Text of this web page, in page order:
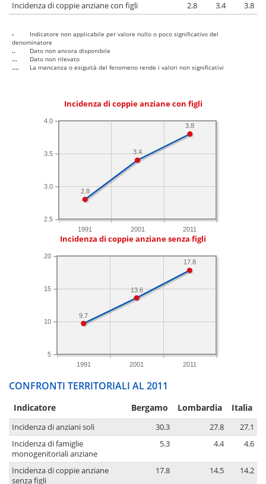
Incidenza di coppie anziane con figli
2.8 3.4 3.8
-
Indicatore non applicabile per valore nullo o poco significativo del
denominatore
..
Dato non ancora disponibile
...
Dato non rilevato
....
La mancanza o esiguità del fenomeno rende i valori non significativi
Incidenza di coppie anziane con figli
1991 2001 2011
2.5
3.0
3.5
4.0
3.8
3.4
2.8
Incidenza di coppie anziane senza figli
1991 2001 2011
5
10
15
20
17.8
13.6
9.7
CONFRONTI TERRITORIALI AL 2011
Indicatore Bergamo Lombardia Italia
Incidenza di anziani soli 30.3 27.8
27.1
Incidenza di famiglie
monogenitoriali anziane
5.3 4.4 4.6
Incidenza di coppie anziane
senza figli
17.8 14.5 14.2